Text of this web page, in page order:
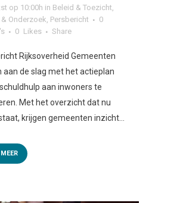
op 10:00h in Beleid & Toezicht,
Onderzoek, Persbericht
0
0 Likes Share
Rijksoverheid Gemeenten
aan de slag met het actieplan
aan inwoners te
Met het overzicht dat nu
krijgen gemeenten inzicht...